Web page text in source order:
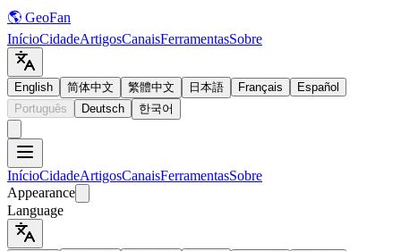
🌎 GeoFan
InícioCidadeArtigosCanaisFerramentasSobre
English 简体中文 繁體中文 日本語 Français
Español
Português
Deutsch 한국어
InícioCidadeArtigosCanaisFerramentasSobre
Appearance
Language